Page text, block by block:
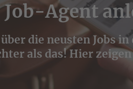
Job-Agent
die neusten Jobs
als das! Hier